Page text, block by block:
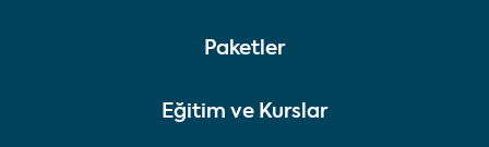
Paketler
Eğitim ve Kurslar